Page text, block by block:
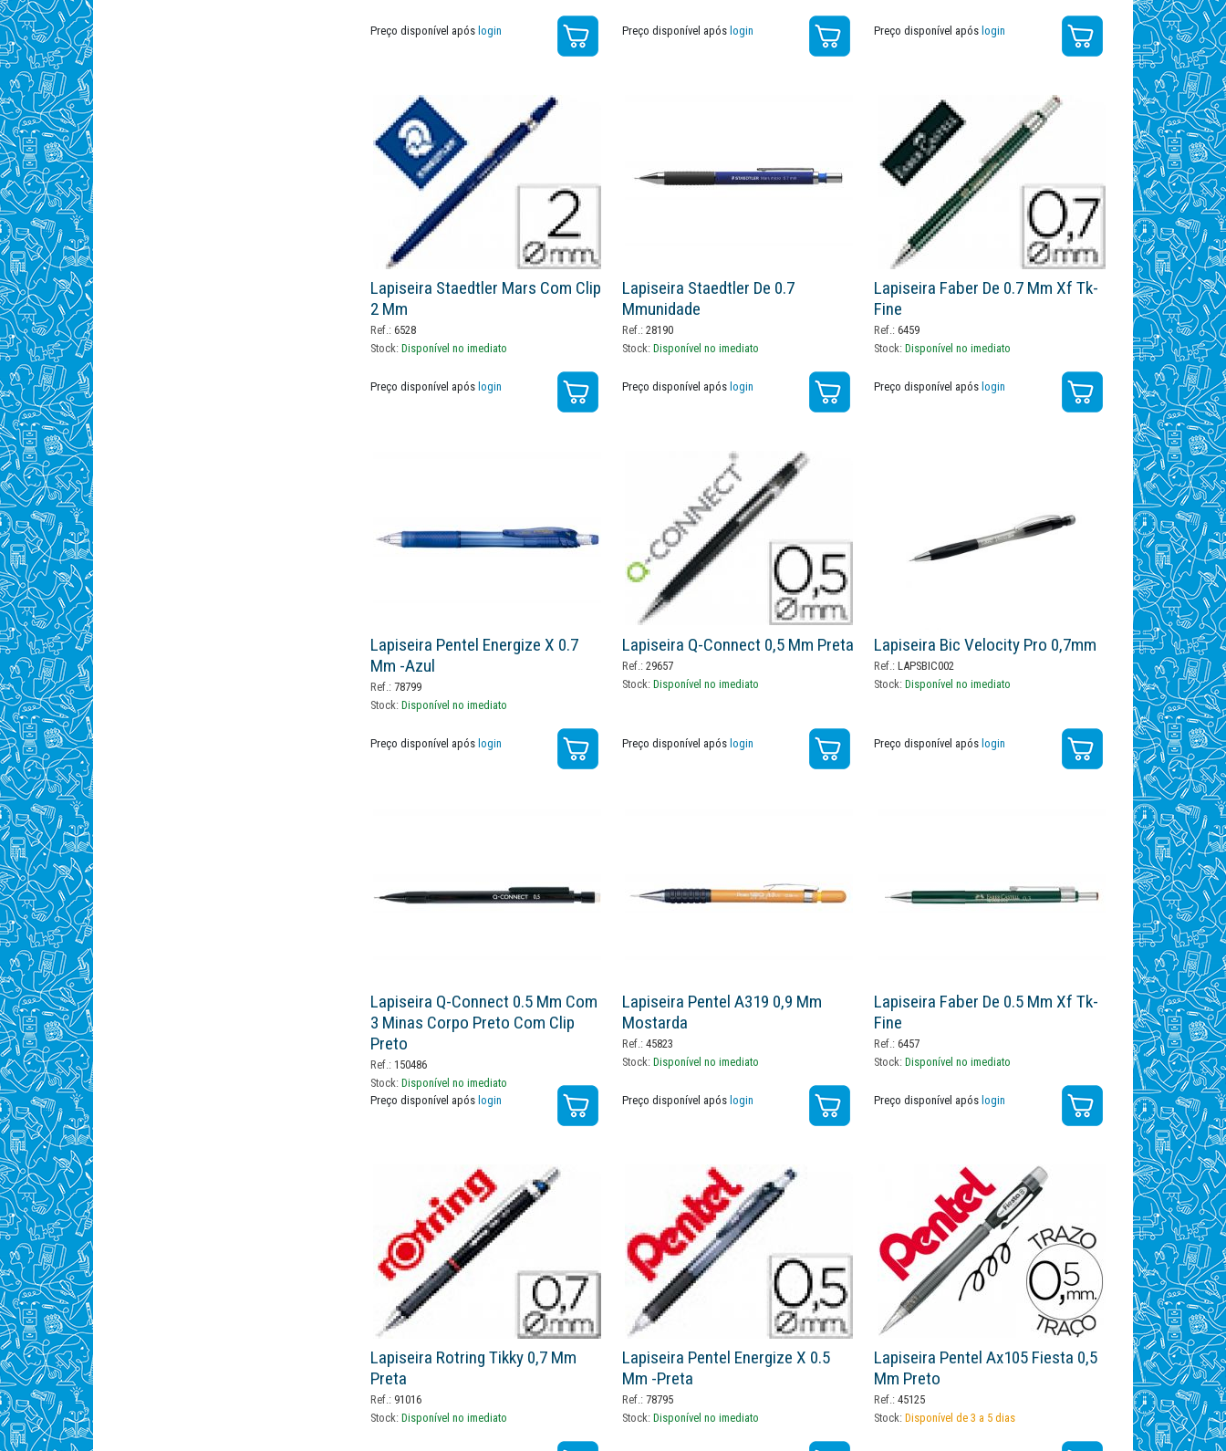
Preço disponível após login Preço disponível após login Preço disponível após login
Lapiseira Staedtler Mars Com Clip
2 Mm
Ref.:6528
Stock: Disponível no imediato
Preço disponível após login
Lapiseira Staedtler De 0.7
Mmunidade
Ref.:28190
Stock: Disponível no imediato
Preço disponível após login
Lapiseira Faber De 0.7 Mm Xf Tk-
Fine
Ref.: 6459
Stock:Disponível no imediato
Preço disponível após login
Lapiseira Pentel Energize X 0.7
Mm -azul
Ref.:78799
Stock: Disponível no imediato
Preço disponível após login
Lapiseira Q-Connect 0,5 Mm Preta
Ref.:29657
Stock: Disponível no imediato
Preço disponível após login
Lapiseira Bic Velocity Pro 0,7mm
Ref.: LAPSBIC002
Stock:Disponível no imediato
Preço disponível após login
Lapiseira Q-Connect 0.5 Mm Com
3 Minas Corpo Preto Com Clip
Preto
Ref.:150486
Stock: Disponível no imediato
Preço disponível após login
Lapiseira Pentel A319 0,9 Mm
Mostarda
Ref.:45823
Stock: Disponível no imediato
Preço disponível após login
Lapiseira Faber De 0.5 Mm Xf Tk-
Fine
Ref.: 6457
Stock:Disponível no imediato
Preço disponível apóslogin
Lapiseira Rotring Tikky 0,7 Mm
Preta
Ref.:91016
Stock: Disponível no imediato
Lapiseira Pentel Energize X 0.5
Mm -preta
Ref.:78795
Stock: Disponível no imediato
Lapiseira Pentel Ax105 Fiesta 0,5
Mm Preto
Ref.: 45125
Stock:Disponível de 3 a 5 dias